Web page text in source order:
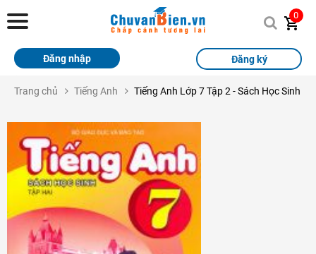
Chuvanbien.vn
Trang chủ
Thi Online
Tài liệu miễn phí
Học sinh xuất sắc
Giải bài tập
0
Đăng ký
Đăng nhập
Trang chủ Tiếng Anh Tiếng Anh Lớp 7 Tập 2 - Sách Học Sinh